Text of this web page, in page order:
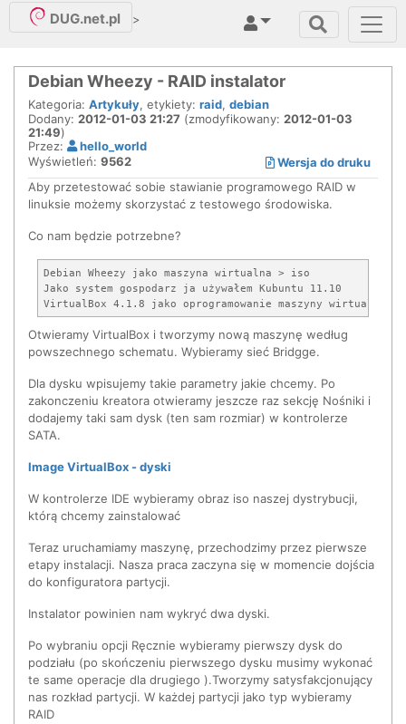
DUG.net.pl >
Debian Wheezy - RAID instalator
Kategoria: Artykuły, etykiety: raid, debian
Dodany: 2012-01-03 21:27 (zmodyfikowany: 2012-01-03
21:49)
Przez:
hello_world
Wersja do druku
Wyświetleń: 9562
Aby przetestować sobie stawianie programowego RAID w
linuksie możemy skorzystać z testowego środowiska.
Co nam będzie potrzebne?
Debian Wheezy jako maszyna wirtualna > iso
Jako system gospodarz ja używałem Kubuntu 11.10
Otwieramy VirtualBox i tworzymy nową maszynę według
powszechnego schematu. Wybieramy sieć Bridgge.
Dla dysku wpisujemy takie parametry jakie chcemy. Po
zakonczeniu kreatora otwieramy jeszcze raz sekcję Nośniki i
dodajemy taki sam dysk (ten sam rozmiar) w kontrolerze
SATA.
Image VirtualBox - dyski
W kontrolerze IDE wybieramy obraz iso naszej dystrybucji,
którą chcemy zainstalować
Teraz uruchamiamy maszynę, przechodzimy przez pierwsze
etapy instalacji. Nasza praca zaczyna się w momencie dojścia
do konfiguratora partycji.
Instalator powinien nam wykryć dwa dyski.
Po wybraniu opcji Ręcznie wybieramy pierwszy dysk do
podziału (po skończeniu pierwszego dysku musimy wykonać
te same operacje dla drugiego ).Tworzymy satysfakcjonujący
nas rozkład partycji. W każdej partycji jako typ wybieramy
RAID